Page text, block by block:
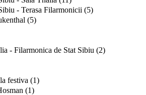
- Terasa Filarmonicii (5)
(5)
- Filarmonica de Stat Sibiu (2)
festiva (1)
(1)